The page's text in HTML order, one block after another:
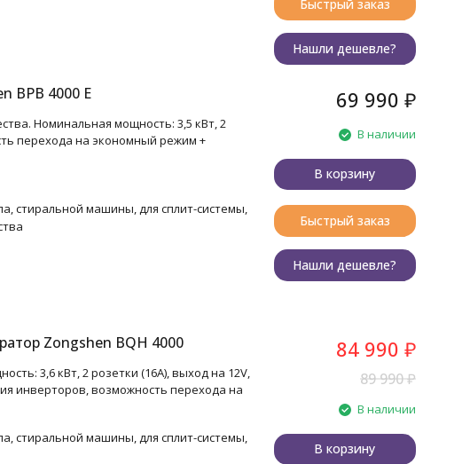
Быстрый заказ
Нашли дешевле?
BPB 4000 E
Номинальная мощность: 3,5 кВт, 2
перехода на экономный режим +
стиральной машины, для сплит-системы,
69 990 ₽
В наличии
В корзину
Быстрый заказ
Нашли дешевле?
Zongshen BQH 4000
3,6 кВт, 2 розетки (16A), выход на 12V,
инверторов, возможность перехода на
стиральной машины, для сплит-системы,
84 990 ₽
89 990₽
В наличии
В корзину